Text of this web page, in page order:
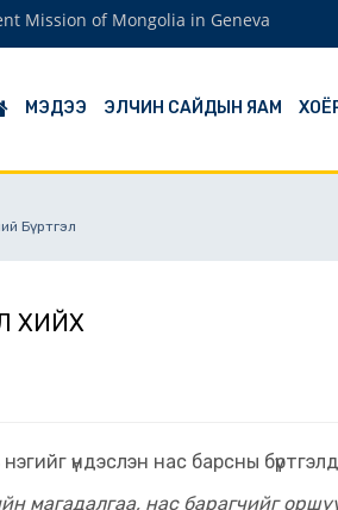
Mission of Mongolia in Geneva
МЭДЭЭ ЭЛЧИН САЙДЫН ЯАМ
Бүртгэл
ХИЙХ
үндэслэн нас барсны
магадалгаа, нас барагчийг